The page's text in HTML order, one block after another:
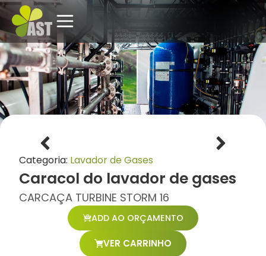
Categoria: Lavador de Gases
Caracol do lavador de gases
CARCAÇA TURBINE STORM 16
ADD AO ORÇAMENTO
VER CARRINHO